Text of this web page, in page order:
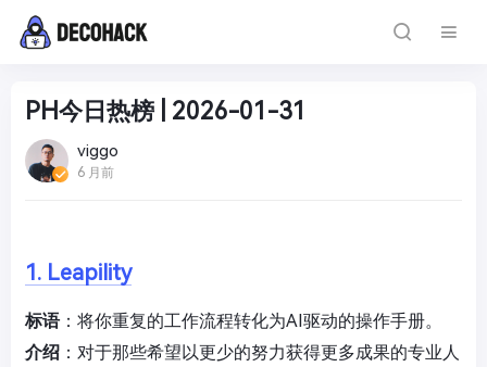
PH今日热榜 | 2026-01-31
viggo
6 月前
1. Leapility
标语：将你重复的工作流程转化为AI驱动的操作手册。
介绍 ：对于那些希望以更少的努力获得更多成果的专业人